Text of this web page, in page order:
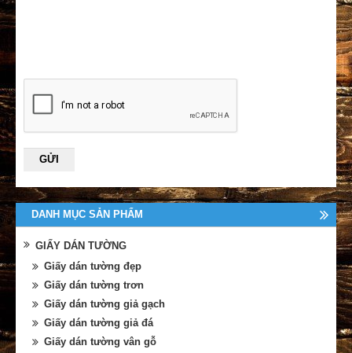
DANH MỤC SẢN PHẨM
GIẤY DÁN TƯỜNG
Giấy dán tường đẹp
Giấy dán tường trơn
Giấy dán tường giả gạch
Giấy dán tường giả đá
Giấy dán tường vân gỗ